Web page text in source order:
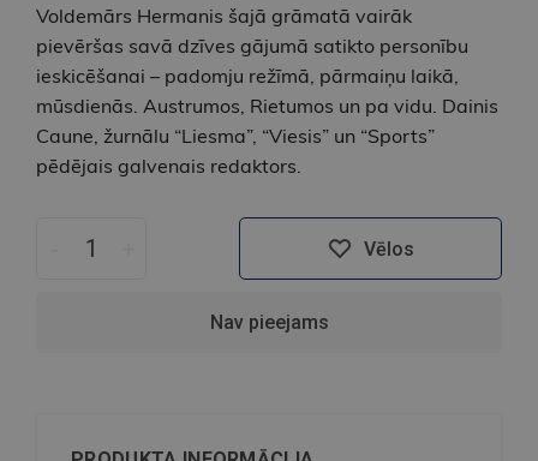
Voldemārs Hermanis šajā grāmatā vairāk
pievēršas savā dzīves gājumā satikto personību
ieskicēšanai – padomju režīmā, pārmaiņu laikā,
mūsdienās. Austrumos, Rietumos un pa vidu. Dainis
Caune, žurnālu “Liesma”, “Viesis” un “Sports”
pēdējais galvenais redaktors.
Vēlos
Nav pieejams